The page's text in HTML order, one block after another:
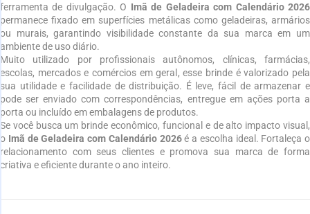
ferramenta de divulgação. O Imã de Geladeira com Calendário 2026
permanece fixado em superfícies metálicas como geladeiras, armários
ou murais, garantindo visibilidade constante da sua marca em um
ambiente de uso diário.
Muito utilizado por profissionais autônomos, clínicas, farmácias,
escolas, mercados e comércios em geral, esse brinde é valorizado pela
sua utilidade e facilidade de distribuição. É leve, fácil de armazenar e
pode ser enviado com correspondências, entregue em ações porta a
porta ou incluído em embalagens de produtos.
Se você busca um brinde econômico, funcional e de alto impacto visual,
o Imã de Geladeira com Calendário 2026é a escolha ideal. Fortaleça o
relacionamento com seus clientes e promova sua marca de forma
criativa e eficiente durante o ano inteiro.